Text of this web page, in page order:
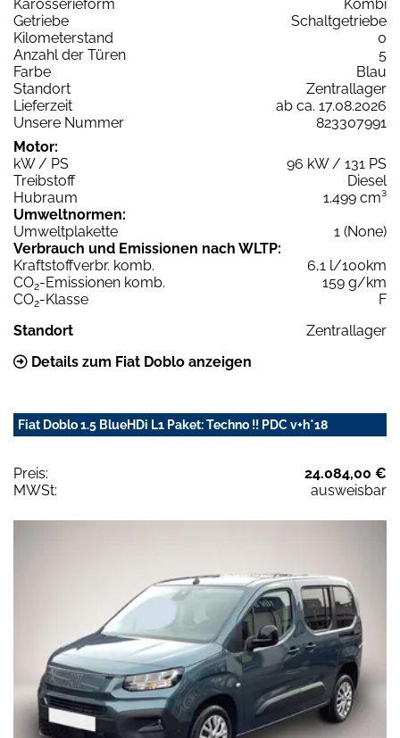
Karosserieform
Kombi
Getriebe
Schaltgetriebe
Kilometerstand
0
Anzahl der Türen
5
Farbe
Blau
Standort
Zentrallager
Lieferzeit
ab ca. 17.08.2026
Unsere Nummer
823307991
Motor:
kW / PS
96 kW / 131 PS
Treibstoff
Diesel
Hubraum
1.499 cm³
Umweltnormen:
Umweltplakette
1 (None)
Verbrauch und Emissionen nach WLTP:
Kraftstoffverbr. komb.
6,1 l/100km
CO2-Emissionen komb.
159 g/km
CO2-Klasse
F
Standort
Zentrallager
Details zum Fiat Doblo anzeigen
Fiat Doblo 1.5 BlueHDi L1 Paket: Techno !! PDC v+h*18
Preis:
24.084,00 €
MWSt:
ausweisbar